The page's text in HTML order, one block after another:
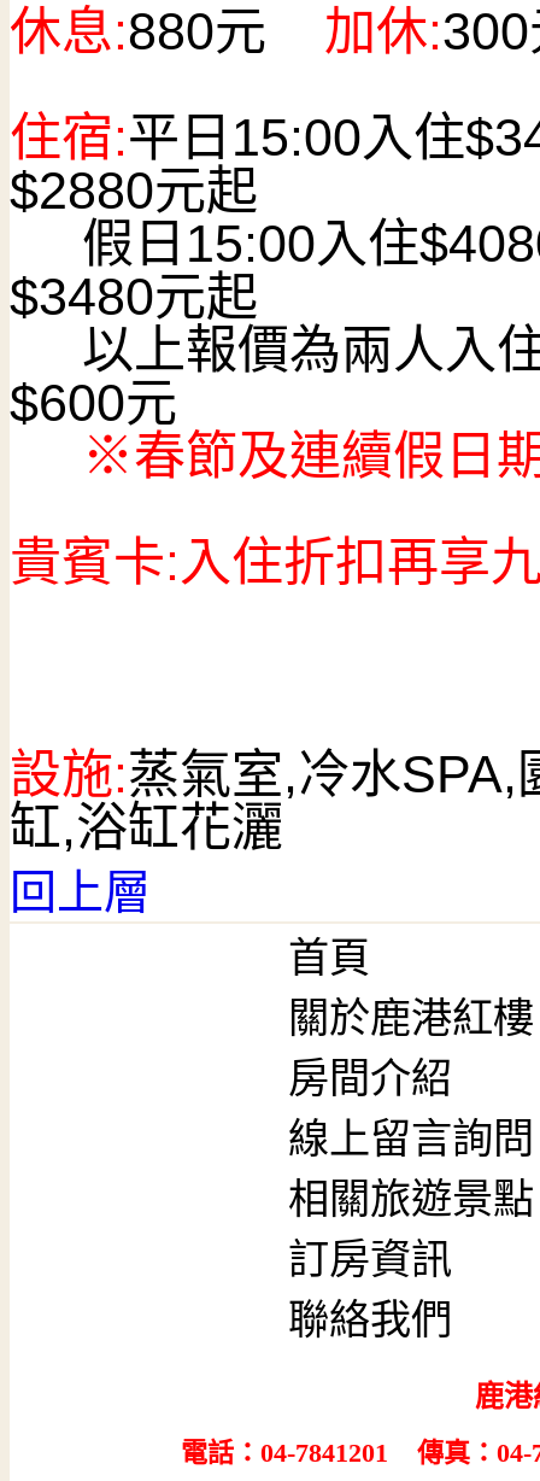
休息:880元 加休:300
住宿:平日15:00入住
$2880元起
假日15:00入住
$3480元起
以上報價為兩人入
$600元
※春節及連續假日
貴賓卡:入住折扣再享
設施:蒸氣室,冷水
缸,浴缸花灑
回上層
首頁
關於鹿港紅樓
房間介紹
線上留言詢問
相關旅遊景點
訂房資訊
聯絡我們
鹿
電話：04-7841201 傳真：04-